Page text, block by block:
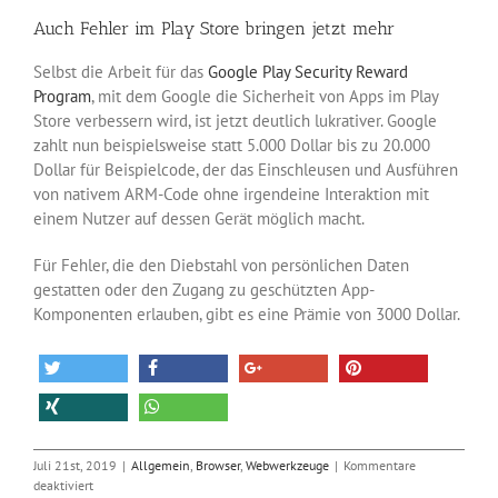
Auch Fehler im Play Store bringen jetzt mehr
Selbst die Arbeit für das Google Play Security Reward
Program, mit dem Google die Sicherheit von Apps im Play
Store verbessern wird, ist jetzt deutlich lukrativer. Google
zahlt nun beispielsweise statt 5.000 Dollar bis zu 20.000
Dollar für Beispielcode, der das Einschleusen und Ausführen
von nativem ARM-Code ohne irgendeine Interaktion mit
einem Nutzer auf dessen Gerät möglich macht.
Für Fehler, die den Diebstahl von persönlichen Daten
gestatten oder den Zugang zu geschützten App-
Komponenten erlauben, gibt es eine Prämie von 3000 Dollar.
Juli 21st, 2019 | Allgemein, Browser, Webwerkzeuge | Kommentare
deaktiviertfür